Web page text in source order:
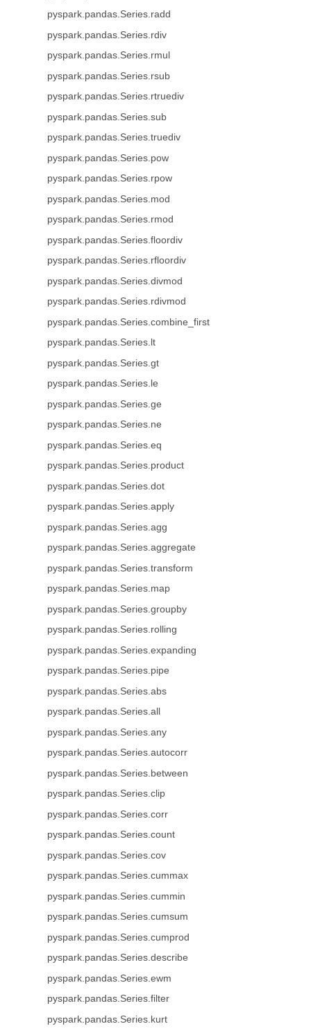
pyspark.pandas.Series.radd
pyspark.pandas.Series.rdiv
pyspark.pandas.Series.rmul
pyspark.pandas.Series.rsub
pyspark.pandas.Series.rtruediv
pyspark.pandas.Series.sub
pyspark.pandas.Series.truediv
pyspark.pandas.Series.pow
pyspark.pandas.Series.rpow
pyspark.pandas.Series.mod
pyspark.pandas.Series.rmod
pyspark.pandas.Series.floordiv
pyspark.pandas.Series.rfloordiv
pyspark.pandas.Series.divmod
pyspark.pandas.Series.rdivmod
pyspark.pandas.Series.combine_first
pyspark.pandas.Series.lt
pyspark.pandas.Series.gt
pyspark.pandas.Series.le
pyspark.pandas.Series.ge
pyspark.pandas.Series.ne
pyspark.pandas.Series.eq
pyspark.pandas.Series.product
pyspark.pandas.Series.dot
pyspark.pandas.Series.apply
pyspark.pandas.Series.agg
pyspark.pandas.Series.aggregate
pyspark.pandas.Series.transform
pyspark.pandas.Series.map
pyspark.pandas.Series.groupby
pyspark.pandas.Series.rolling
pyspark.pandas.Series.expanding
pyspark.pandas.Series.pipe
pyspark.pandas.Series.abs
pyspark.pandas.Series.all
pyspark.pandas.Series.any
pyspark.pandas.Series.autocorr
pyspark.pandas.Series.between
pyspark.pandas.Series.clip
pyspark.pandas.Series.corr
pyspark.pandas.Series.count
pyspark.pandas.Series.cov
pyspark.pandas.Series.cummax
pyspark.pandas.Series.cummin
pyspark.pandas.Series.cumsum
pyspark.pandas.Series.cumprod
pyspark.pandas.Series.describe
pyspark.pandas.Series.ewm
pyspark.pandas.Series.filter
pyspark.pandas.Series.kurt